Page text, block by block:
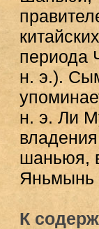
периода
н. э.).
н. э. Ли
шаньюя,
Яньмынь
К